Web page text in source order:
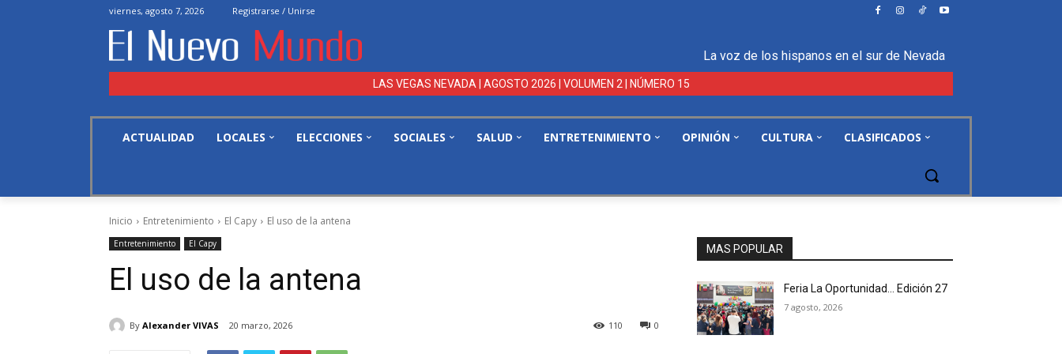
viernes, agosto 7, 2026 Registrarse / Unirse
La voz de los hispanos en el sur de Nevada
LAS VEGAS NEVADA | AGOSTO 2026 | VOLUMEN 2 | NÚMERO 15
ACTUALIDAD LOCALES ELECCIONES SOCIALES SALUD ENTRETENIMIENTO OPINIÓN CULTURA CLASIFICADOS
Inicio Entretenimiento El Capy El uso de la antena
Entretenimiento El Capy
El uso de la antena
By Alexander VIVAS 20 marzo, 2026 0
110
MAS POPULAR
Feria La Oportunidad… Edición 27
7 agosto, 2026